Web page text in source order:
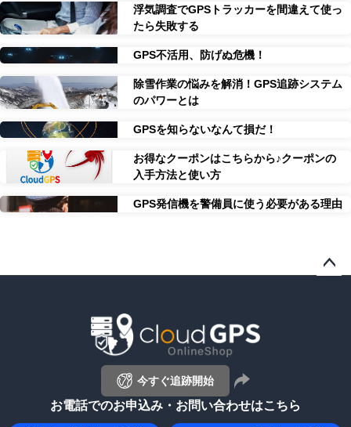
浮気調査でGPSトラッカーを間違えて使っ
たら失敗する
GPS不活用、防げぬ危機！
除雪作業の悩みを解消！GPS追跡システム
のパワーとは
GPSを知らないなんて損だ！
お得なクーポンはこちらから♪クーポンの
入手方法と使い方
GPS発信機を警備員に使う必要がある理由
今すぐ追跡開始
お電話でのお申込み・お問い合わせはこちら